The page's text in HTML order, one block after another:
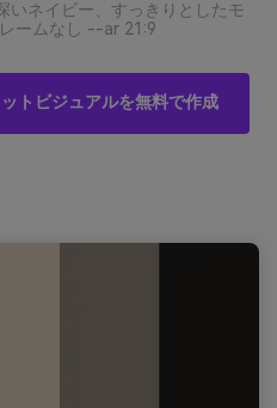
いネイビー、すっきりとしたモ
ームなし --ar 21:9
トビジュアルを無料で作成